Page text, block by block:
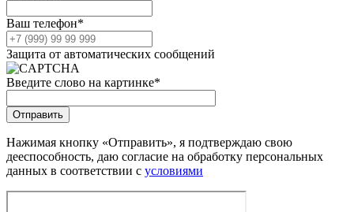
Ваш телефон*
Защита от автоматических сообщений
Введите слово на картинке*
Нажимая кнопку «Отправить», я подтверждаю свою
дееспособность, даю согласие на обработку персональных
данных в соответствии с условиями